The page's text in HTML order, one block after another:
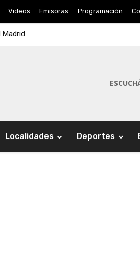
Videos Emisoras Programación
Madrid
Localidades Deportes